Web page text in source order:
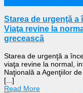
Starea de urgenţă a
Viaţa revine la
grecească
Starea de urgenţă a
viaţa revine la normal,
Naţională a Agenţiilor
[...]
Read More